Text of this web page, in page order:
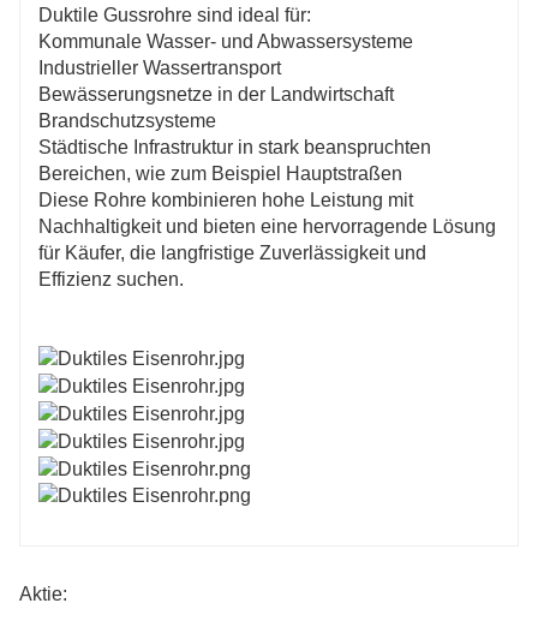
Duktile Gussrohre sind ideal für:
Kommunale Wasser- und Abwassersysteme
Industrieller Wassertransport
Bewässerungsnetze in der Landwirtschaft
Brandschutzsysteme
Städtische Infrastruktur in stark beanspruchten
Bereichen, wie zum Beispiel Hauptstraßen
Diese Rohre kombinieren hohe Leistung mit
Nachhaltigkeit und bieten eine hervorragende Lösung
für Käufer, die langfristige Zuverlässigkeit und
Effizienz suchen.
Aktie: